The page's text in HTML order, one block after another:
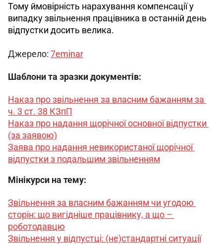
Тому ймовірність нарахування компенсації у
випадку звільнення працівника в останній день
відпустки досить велика.
Джерело: 7eminar
Шаблони та зразки документів:
Наказ про звільнення за власним бажанням за
ч. 3 ст. 38 КЗпП
Наказ про надання щорічної основної відпустки
(за заявою)
Заява про надання невикористаної щорічної
відпустки з подальшим звільненням
Мінікурси на тему:
Звільнення за власним бажанням чи угодою
сторін: що вигідніше працівнику, а що –
роботодавцю
Звільнення у відпустці: (не)стандартні ситуації